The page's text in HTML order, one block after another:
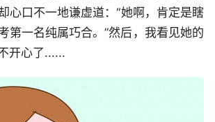
心口不一地谦虚道：“她啊，肯定是瞎
第一名纯属巧合。”然后，我看见她的
开心了......